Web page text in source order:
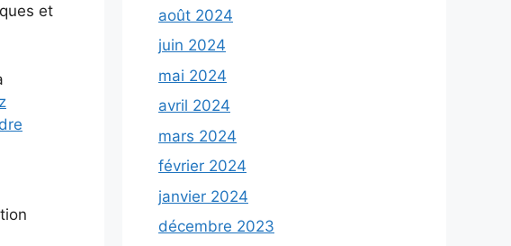
et
août 2024
juin 2024
mai 2024
avril 2024
mars 2024
février 2024
janvier 2024
décembre 2023